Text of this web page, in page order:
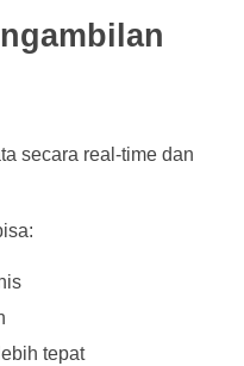
secara real-time dan
tepat